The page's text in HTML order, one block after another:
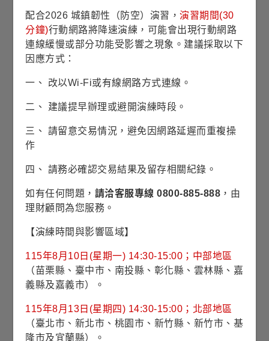
資料來源：理柏，基金過去績效不代表未來績效之表現。
每月配息型的非投資等級債券基金
914.68
淨值漲跌/
漲跌幅
0.17 / 0.02%
近1年
最高淨值
973.37
(2025/09/22)
近1年
946.17
單筆申購
配合2026 城鎮韌性（防空）演習，演習期間(30
分鐘)行動網路將降速演練，可能會出現行動網路
連線緩慢或部分功能受影響之現象。建議採取以下
因應方式：
一、 改以Wi-Fi或有線網路方式連線。
二、 建議提早辦理或避開演練時段。
三、 請留意交易情況，避免因網路延遲而重複操
作
四、 請務必確認交易結果及留存相關紀錄。
如有任何問題， 請洽客服專線 0800-885-888 ，由
理財顧問為您服務。
【演練時間與影響區域】
115年8月10日(星期一) 14:30-15:00；中部地區
（苗栗縣、臺中市、南投縣、彰化縣、雲林縣、嘉
義縣及嘉義市）。
115年8月13日(星期四) 14:30-15:00；北部地區
（臺北市、新北市、桃園市、新竹縣、新竹市、基
隆市及宜蘭縣）。